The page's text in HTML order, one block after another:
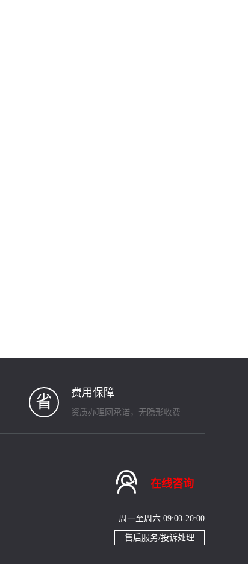
省 费用保障
资质办理网承诺，无隐形收费
 在线咨询
周一至周六 09:00-20:00
售后服务/投诉处理